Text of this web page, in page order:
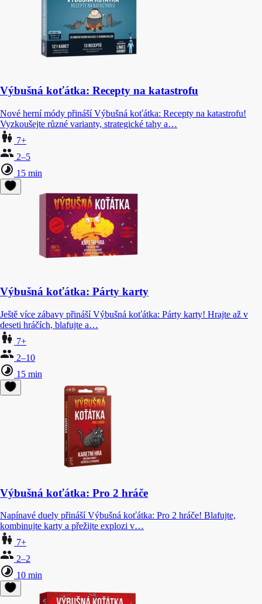
Výbušná koťátka: Recepty na katastrofu
Nové herní módy přináší Výbušná koťátka: Recepty na katastrofu!
Vyzkoušejte různé varianty, strategické tahy a…
7+
2–5
15 min
Výbušná koťátka: Párty karty
Ještě více zábavy přináší Výbušná koťátka: Párty karty! Hrajte až v
deseti hráčích, blafujte a…
7+
2–10
15 min
Výbušná koťátka: Pro 2 hráče
Napínavé duely přináší Výbušná koťátka: Pro 2 hráče! Blafujte,
kombinujte karty a přežijte explozi v…
7+
2–2
10 min